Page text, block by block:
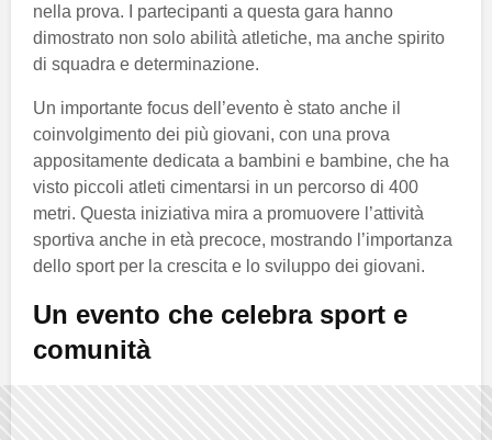
nella prova. I partecipanti a questa gara hanno
dimostrato non solo abilità atletiche, ma anche spirito
di squadra e determinazione.
Un importante focus dell’evento è stato anche il
coinvolgimento dei più giovani, con una prova
appositamente dedicata a bambini e bambine, che ha
visto piccoli atleti cimentarsi in un percorso di 400
metri. Questa iniziativa mira a promuovere l’attività
sportiva anche in età precoce, mostrando l’importanza
dello sport per la crescita e lo sviluppo dei giovani.
Un evento che celebra sport e
comunità